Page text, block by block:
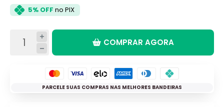
5% OFF no PIX
COMPRAR AGORA
PARCELE SUAS COMPRAS NAS MELHORES BANDEIRAS